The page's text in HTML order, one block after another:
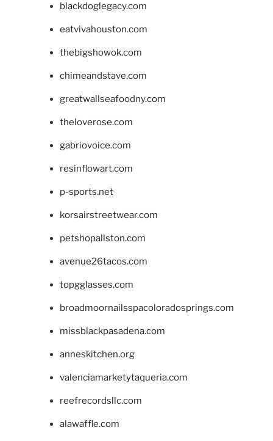
blackdoglegacy.com
eatvivahouston.com
thebigshowok.com
chimeandstave.com
greatwallseafoodny.com
theloverose.com
gabriovoice.com
resinflowart.com
p-sports.net
korsairstreetwear.com
petshopallston.com
avenue26tacos.com
topgglasses.com
broadmoornailsspacoloradosprings.com
missblackpasadena.com
anneskitchen.org
valenciamarketytaqueria.com
reefrecordsllc.com
alawaffle.com